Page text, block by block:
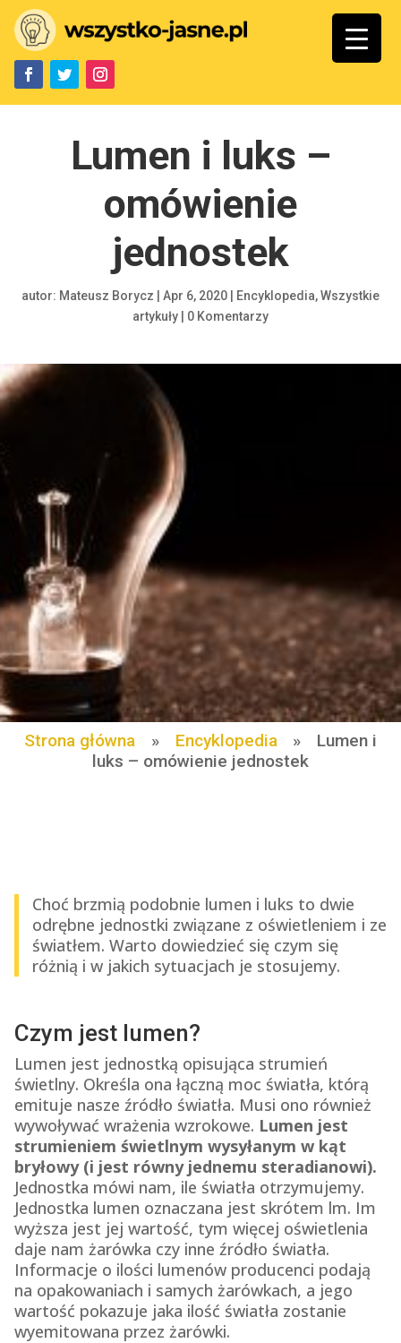
Lumen i luks –
omówienie
jednostek
autor: Mateusz Borycz | Apr 6, 2020 | Encyklopedia,Wszystkie
artykuły | 0 Komentarzy
Strona główna » Encyklopedia »
Lumen i
luks – omówienie jednostek
Choć brzmią podobnie lumen i luks to dwie
odrębne jednostki związane z oświetleniem i ze
światłem. Warto dowiedzieć się czym się
różnią i w jakich sytuacjach je stosujemy.
Czym jest lumen?
Lumen jest jednostką opisująca strumień
świetlny. Określa ona łączną moc światła, którą
emituje nasze źródło światła. Musi ono również
wywoływać wrażenia wzrokowe. Lumen jest
strumieniem świetlnym wysyłanym w kąt
bryłowy (i jest równy jednemu steradianowi).
Jednostka mówi nam, ile światła otrzymujemy.
Jednostka lumen oznaczana jest skrótem lm. Im
wyższa jest jej wartość, tym więcej oświetlenia
daje nam żarówka czy inne źródło światła.
Informacje o ilości lumenów producenci podają
na opakowaniach i samych żarówkach, a jego
wartość pokazuje jaka ilość światła zostanie
wyemitowana przez żarówki.